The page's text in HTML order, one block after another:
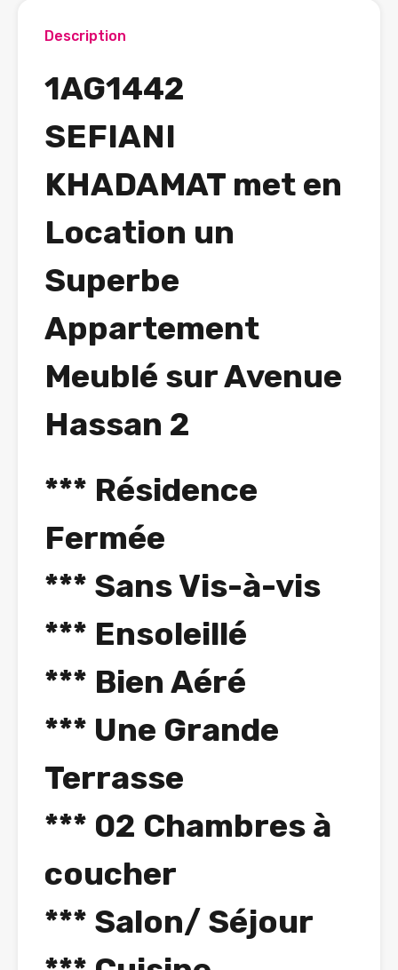
Description
1AG1442
SEFIANI
KHADAMAT met en
Location un
Superbe
Appartement
Meublé sur Avenue
Hassan 2
*** Résidence
Fermée
*** Sans Vis-à-vis
*** Ensoleillé
*** Bien Aéré
*** Une Grande
Terrasse
*** 02 Chambres à
coucher
*** Salon/ Séjour